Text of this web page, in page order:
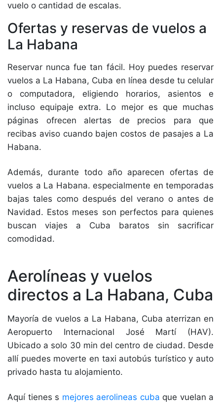
vuelo o cantidad de escalas.
Ofertas y reservas de vuelos a
La Habana
Reservar nunca fue tan fácil. Hoy puedes reservar
vuelos a La Habana, Cuba en línea desde tu celular
o computadora, eligiendo horarios, asientos e
incluso equipaje extra. Lo mejor es que muchas
páginas ofrecen alertas de precios para que
recibas aviso cuando bajen costos de pasajes a La
Habana.
Además, durante todo año aparecen ofertas de
vuelos a La Habana. especialmente en temporadas
bajas tales como después del verano o antes de
Navidad. Estos meses son perfectos para quienes
buscan viajes a Cuba baratos sin sacrificar
comodidad.
Aerolíneas y vuelos
directos a La Habana, Cuba
Mayoría de vuelos a La Habana, Cuba aterrizan en
Aeropuerto Internacional José Martí (HAV).
Ubicado a solo 30 min del centro de ciudad. Desde
allí puedes moverte en taxi autobús turístico y auto
privado hasta tu alojamiento.
Aquí tienes s mejores aerolineas cuba que vuelan a